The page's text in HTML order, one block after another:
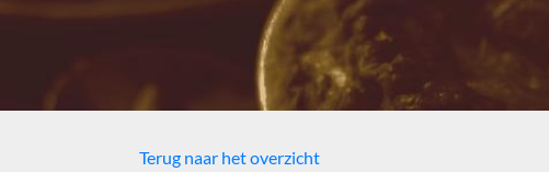
Terug naar het overzicht